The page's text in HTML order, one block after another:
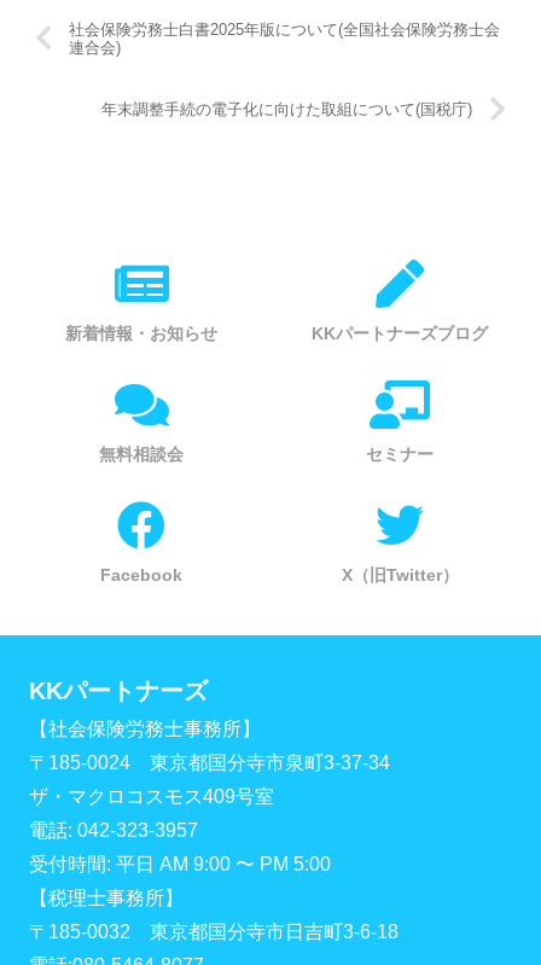
社会保険労務士白書2025年版について(全国社会保険労務士会
連合会)
年末調整手続の電子化に向けた取組について(国税庁)
新着情報・お知らせ KKパートナーズブログ
無料相談会 セミナー
Facebook X（旧Twitter）
KKパートナーズ
【社会保険労務士事務所】
〒185-0024 東京都国分寺市泉町3-37-34
ザ・マクロコスモス409号室
電話: 042-323-3957
受付時間: 平日 AM 9:00 〜 PM 5:00
【税理士事務所】
〒185-0032 東京都国分寺市日吉町3-6-18